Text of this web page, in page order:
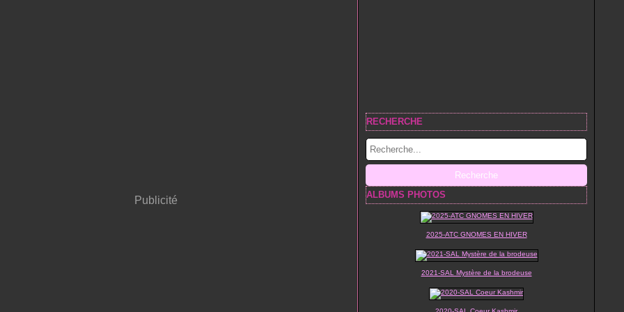
Publicité
RECHERCHE
ALBUMS PHOTOS
2025-ATC GNOMES EN HIVER
2021-SAL Mystère de la brodeuse